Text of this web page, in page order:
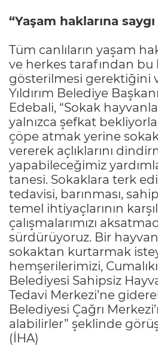
“Yaşam haklarına
Tüm canlıların yaşam
ve herkes tarafından bu
gösterilmesi gerektiğini
Yıldırım Belediye
Edebali, “Sokak
yalnızca şefkat
çöpe atmak yerine
vererek açlıklarını
yapabileceğimiz
tanesi. Sokaklara terk
tedavisi, barınması,
temel ihtiyaçlarının
çalışmalarımızı
sürdürüyoruz. Bir
sokaktan kurtarmak
hemşerilerimizi,
Belediyesi Sahipsiz
Tedavi Merkezi’ne
Belediyesi Çağrı
alabilirler” şeklinde
(İHA)